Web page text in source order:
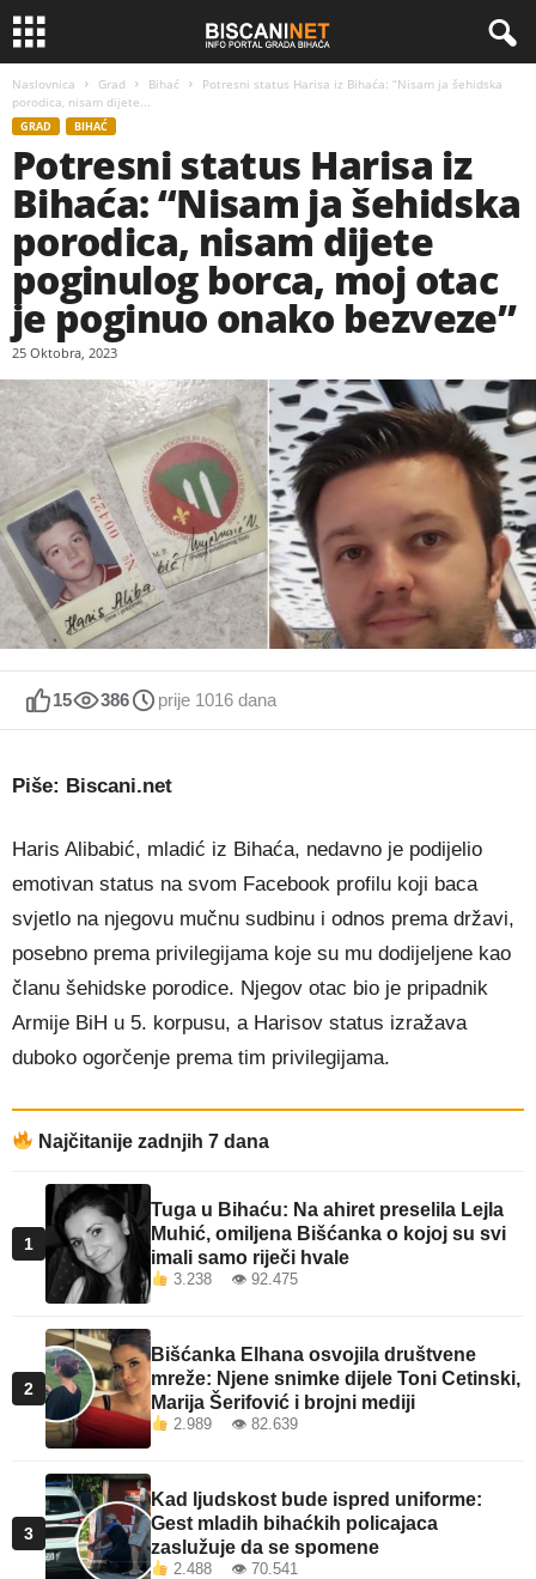
Naslovnica Grad Bihać
Potresni status Harisa iz Bihaća: “Nisam ja šehidska
porodica, nisam dijete...
GRAD BIHAĆ
Potresni status Harisa iz
Bihaća: “Nisam ja šehidska
porodica, nisam dijete
poginulog borca, moj otac
je poginuo onako bezveze”
25 Oktobra, 2023
15 386 prije 1016 dana
Piše: Biscani.net
Haris Alibabić, mladić iz Bihaća, nedavno je podijelio
emotivan status na svom Facebook profilu koji baca
svjetlo na njegovu mučnu sudbinu i odnos prema državi,
posebno prema privilegijama koje su mu dodijeljene kao
članu šehidske porodice. Njegov otac bio je pripadnik
Armije BiH u 5. korpusu, a Harisov status izražava
duboko ogorčenje prema tim privilegijama.
Najčitanije zadnjih 7 dana
1
Tuga u Bihaću: Na ahiret preselila Lejla
Muhić, omiljena Bišćanka o kojoj su svi
imali samo riječi hvale
3.238 👁 92.475
2
Bišćanka Elhana osvojila društvene
mreže: Njene snimke dijele Toni Cetinski,
Marija Šerifović i brojni mediji
2.989 👁 82.639
3
Kad ljudskost bude ispred uniforme:
Gest mladih bihaćkih policajaca
zaslužuje da se spomene
2.488 👁 70.541